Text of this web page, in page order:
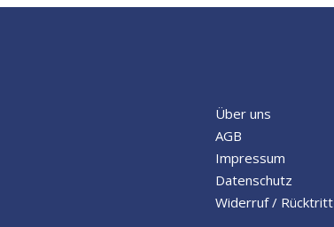
Über uns
AGB
Impressum
Datenschutz
Widerruf / Rücktritt